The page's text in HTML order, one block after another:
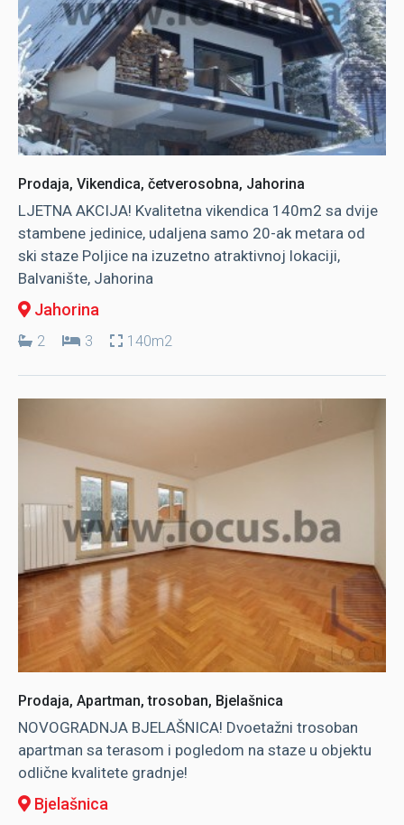
Prodaja, Vikendica, četverosobna, Jahorina
LJETNA AKCIJA! Kvalitetna vikendica 140m2 sa dvije
stambene jedinice, udaljena samo 20-ak metara od
ski staze Poljice na izuzetno atraktivnoj lokaciji,
Balvanište, Jahorina
Jahorina
2 3 140m2
Prodaja, Apartman, trosoban, Bjelašnica
NOVOGRADNJA BJELAŠNICA! Dvoetažni trosoban
apartman sa terasom i pogledom na staze u objektu
odlične kvalitete gradnje!
Bjelašnica